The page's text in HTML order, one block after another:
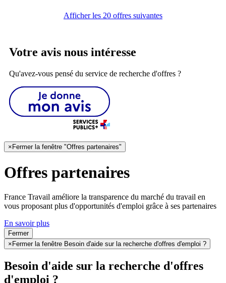
Afficher les 20 offres suivantes
Votre avis nous intéresse
Qu'avez-vous pensé du service de recherche d'offres ?
× Fermer la fenêtre "Offres partenaires"
Offres partenaires
France Travail améliore la transparence du marché du travail en
vous proposant plus d'opportunités d'emploi grâce à ses partenaires
En savoir plus
Fermer
× Fermer la fenêtre Besoin d'aide sur la recherche d'offres d'emploi ?
Besoin d'aide sur la recherche d'offres
d'emploi ?